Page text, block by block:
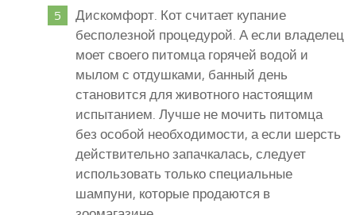
Дискомфорт. Кот считает купание
бесполезной процедурой. А если владелец
моет своего питомца горячей водой и
мылом с отдушками, банный день
становится для животного настоящим
испытанием. Лучше не мочить питомца
без особой необходимости, а если шерсть
действительно запачкалась, следует
использовать только специальные
шампуни, которые продаются в